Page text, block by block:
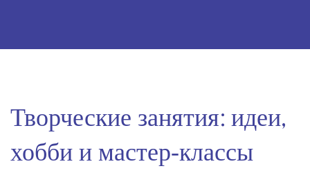
Творческие занятия: идеи,
хобби и мастер‑классы